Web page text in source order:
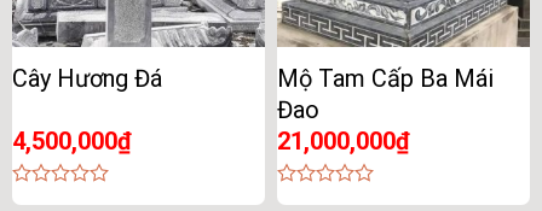
Cây Hương Đá
4,500,000₫
0
Mộ Tam Cấp Ba Mái
Đao
21,000,000₫
0